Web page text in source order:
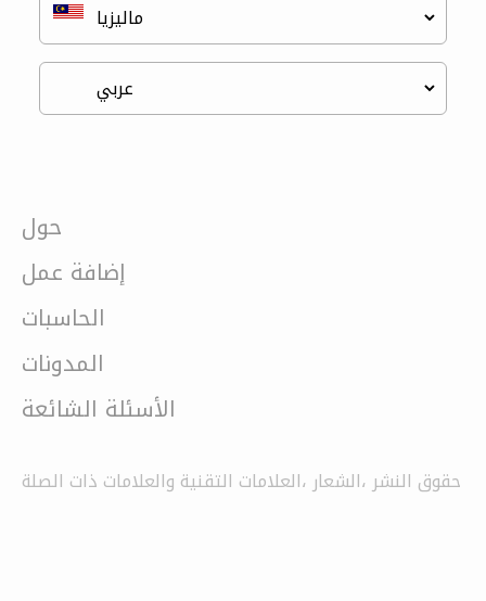
حول
إضافة عمل
الحاسبات
المدونات
الأسئلة الشائعة
حقوق النشر ،الشعار ،العلامات التقنية والعلامات ذات الصلة